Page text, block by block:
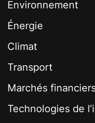
Environnement
Énergie
Climat
Transport
Marchés
Technologies de